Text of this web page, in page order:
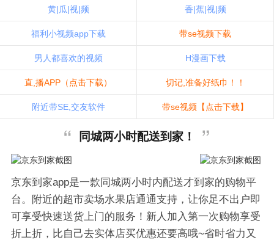
黄|瓜|视|频 香|蕉|视|频
福利小视频app下载 带se视频下载
男人都喜欢的视频 H漫画下载
直,播APP（点击下载） 切记,准备好纸巾！！
附近带SE,交友软件 带se视频【点击下载】
同城两小时配送到家！
京东到家app是一款同城两小时内配送才到家的购物平
台。附近的超市卖场水果店通通支持，让你足不出户即
可享受快速送货上门的服务！新人加入第一次购物享受
折上折，比自己去实体店买优惠还要高哦~省时省力又